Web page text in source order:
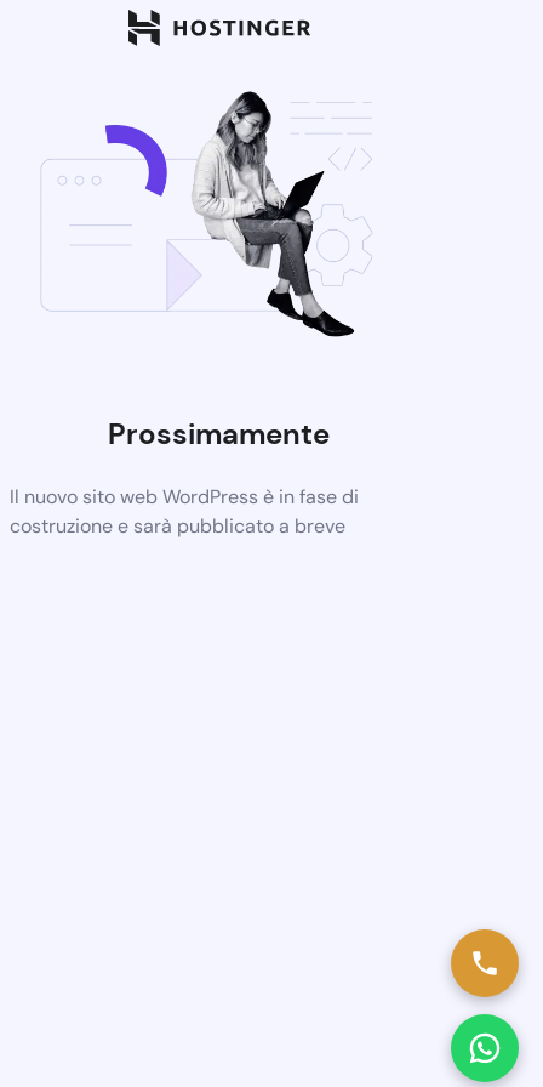
Prossimamente
Il nuovo sito web WordPress è in fase di
costruzione e sarà pubblicato a breve